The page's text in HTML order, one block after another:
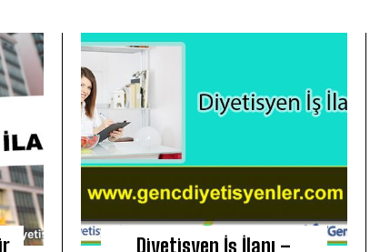
Diyetisyen İş İlanı –